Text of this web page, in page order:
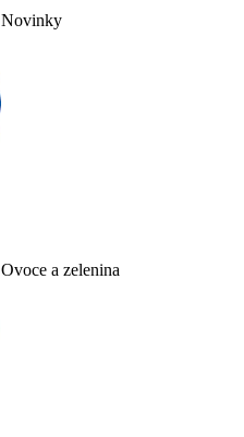
Novinky
Ovoce a zelenina